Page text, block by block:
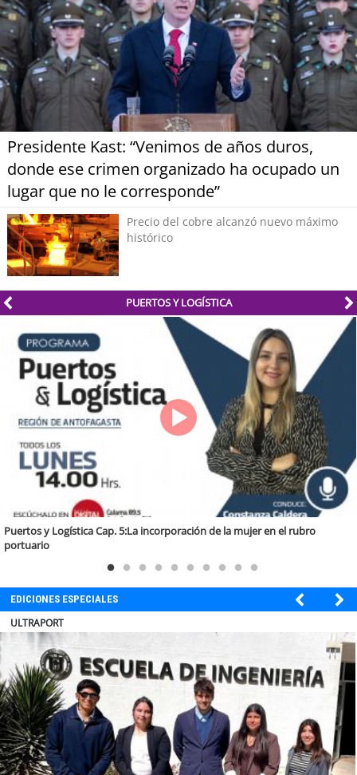
Presidente Kast: “Venimos de años duros,
donde ese crimen organizado ha ocupado un
lugar que no le corresponde”
Precio del cobre alcanzó nuevo máximo
histórico
PUERTOS Y LOGÍSTICA
Puertos y Logística Cap. 5:La incorporación de la mujer en el rubro
portuario
EDICIONES ESPECIALES
BANCO DE CHILE